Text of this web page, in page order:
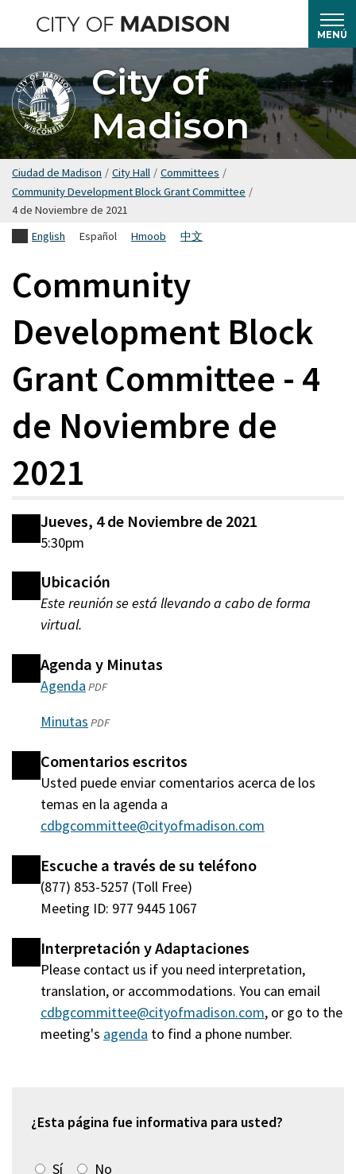
el
contenido
principal
MENÚ
City of
Madison
Ciudad de Madison / City Hall / Committees /
Community Development Block Grant Committee /
4 de Noviembre de 2021
English
Español Hmoob 中文
Community
Development Block
Grant Committee - 4
de Noviembre de
2021
Jueves, 4 de Noviembre de 2021
5:30pm
Ubicación
Este reunión se está llevando a cabo de forma
virtual.
Agenda y Minutas
Agenda(abre
una
ventana)
PDF
Minutas(abre
una
nueva
ventana)
PDF
Comentarios escritos
Usted puede enviar comentarios acerca de los
temas en la agenda a
cdbgcommittee@cityofmadison.com
Escuche a través de su teléfono
(877) 853-5257 (Toll Free)
Meeting ID: 977 9445 1067
Interpretación y Adaptaciones
Please contact us if you need interpretation,
translation, or accommodations. You can email
cdbgcommittee@cityofmadison.com, or go to the
meeting's agenda (abre
ventana)
to find a phone number.
¿Esta página fue informativa para usted?
Sí No